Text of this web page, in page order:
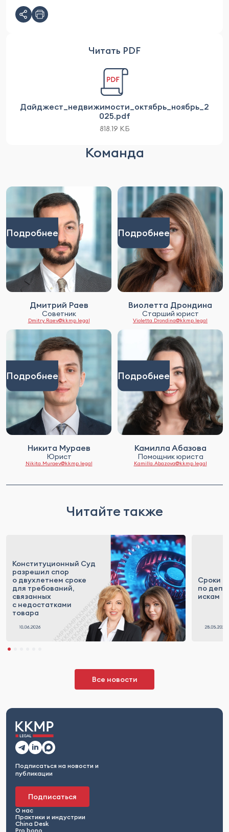
Читать PDF
Дайджест_недвижимости_октябрь_ноябрь_2
025.pdf
818.19 КБ
Команда
Подробнее
Дмитрий Раев
Советник
Dmitry.Raev@kkmp.legal
Подробнее
Виолетта Дрондина
Старший юрист
Violetta.Drondina@kkmp.legal
Подробнее
Никита Мураев
Юрист
Nikita.Muraev@kkmp.legal
Подробнее
Камилла Абазова
Помощник юриста
Kamilla.Abazova@kkmp.legal
Читайте также
Конституционный Суд
разрешил спор
о двухлетнем сроке
для требований,
связанных
с недостатками
товара
Сроки
по
искам
Все новости
Подписаться на новости и
публикации
Подписаться
О нас
Практики и индустрии
China Desk
Pro bono